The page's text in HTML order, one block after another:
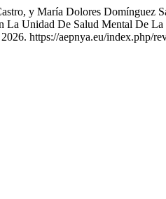
y María Dolores Domínguez
Unidad De Salud Mental De
https://aepnya.eu/index.php/